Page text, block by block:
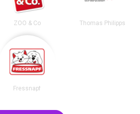
ZOO & Co Thomas Philipps
Fressnapf